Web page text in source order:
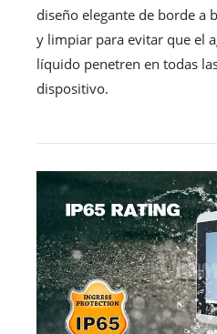
diseño elegante de borde a
y limpiar para evitar que el
líquido penetren en todas
dispositivo.